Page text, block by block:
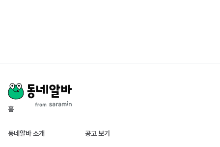
홈
동네알바 소개 공고 보기